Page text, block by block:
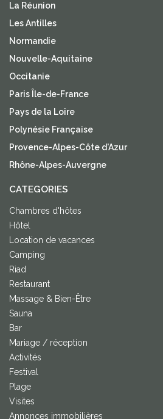
La Réunion
Les Antilles
Normandie
Nouvelle-Aquitaine
Occitanie
Paris Île-de-France
Pays de la Loire
Polynésie Française
Provence-Alpes-Côte d'Azur
Rhône-Alpes-Auvergne
CATEGORIES
Chambres d'hôtes
Hôtel
Location de vacances
Camping
Riad
Restaurant
Massage & Bien-Être
Sauna
Bar
Mariage / réception
Activités
Festival
Plage
Visites
Annonces immobilières